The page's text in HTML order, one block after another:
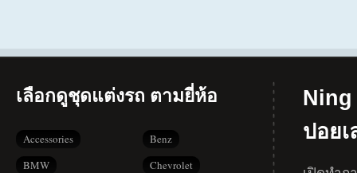
เลือกดูชุดแต่งรถ ตามยี่ห้อ
Accessories
Benz
BMW
Chevrolet
Ning
ปอย